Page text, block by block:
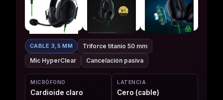
CABLE 3,5 MM
Triforce titanio 50 mm
Mic HyperClear
Cancelación pasiva
MICRÓFONO
Cardioide claro
LATENCIA
Cero (cable)